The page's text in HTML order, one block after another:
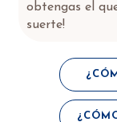
obtengas el
suerte!